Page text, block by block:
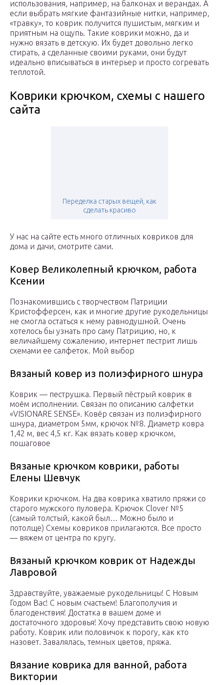
использования, например, на балконах и верандах. А
если выбрать мягкие фантазийные нитки, например,
«травку», то коврик получится пушистым, мягким и
приятным на ощупь. Такие коврики можно, да и
нужно вязать в детскую. Их будет довольно легко
стирать, а сделанные своими руками, они будут
идеально вписываться в интерьер и просто согревать
теплотой.
Коврики крючком, схемы с нашего
сайта
Переделка старых вещей, как
сделать красиво
У нас на сайте есть много отличных ковриков для
дома и дачи, смотрите сами.
Ковер Великолепный крючком, работа
Ксении
Познакомившись с творчеством Патриции
Кристофферсен, как и многие другие рукодельницы
не смогла остаться к нему равнодушной. Очень
хотелось бы узнать про саму Патрицию, но, к
величайшему сожалению, интернет пестрит лишь
схемами ее салфеток. Мой выбор
Вязаный ковер из полиэфирного шнура
Коврик — пеструшка. Первый пёстрый коврик в
моём исполнении. Связан по описанию салфетки
«VISIONARE SENSE». Ковёр связан из полиэфирного
шнура, диаметром 5мм, крючок №8. Диаметр ковра
1,42 м, вес 4,5 кг. Как вязать ковер крючком,
пошаговое
Вязаные крючком коврики, работы
Елены Шевчук
Коврики крючком. На два коврика хватило пряжи со
старого мужского пуловера. Крючок Clover №5
(самый толстый, какой был… Можно было и
потолще) Схемы ковриков прилагаются. Все просто
— вяжем от центра по кругу.
Вязаный крючком коврик от Надежды
Лавровой
Здравствуйте, уважаемые рукодельницы! С Новым
Годом Вас! С новым счастьем! Благополучия и
благоденствия! Достатка в вашем доме и
достаточного здоровья! Хочу представить свою новую
работу. Коврик или половичок к порогу, как кто
назовет. Завалялась, темных цветов, пряжа.
Вязание коврика для ванной, работа
Виктории